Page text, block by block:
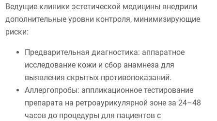
Ведущие клиники эстетической медицины внедрили
дополнительные уровни контроля, минимизирующие
риски:
Предварительная диагностика: аппаратное
исследование кожи и сбор анамнеза для
выявления скрытых противопоказаний.
Аллергопробы: аппликационное тестирование
препарата на ретроаурикулярной зоне за 24–48
часов до процедуры для пациентов с